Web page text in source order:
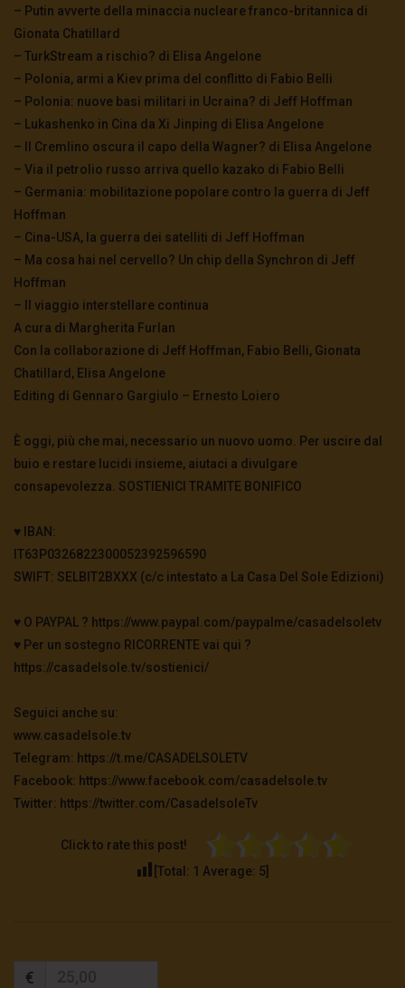
– Putin avverte della minaccia nucleare franco-britannica di
Gionata Chatillard
– TurkStream a rischio? di Elisa Angelone
– Polonia, armi a Kiev prima del conflitto di Fabio Belli
– Polonia: nuove basi militari in Ucraina? di Jeff Hoffman
– Lukashenko in Cina da Xi Jinping di Elisa Angelone
– Il Cremlino oscura il capo della Wagner? di Elisa Angelone
– Via il petrolio russo arriva quello kazako di Fabio Belli
– Germania: mobilitazione popolare contro la guerra di Jeff
Hoffman
– Cina-USA, la guerra dei satelliti di Jeff Hoffman
– Ma cosa hai nel cervello? Un chip della Synchron di Jeff
Hoffman
– Il viaggio interstellare continua
A cura di Margherita Furlan
Con la collaborazione di Jeff Hoffman, Fabio Belli, Gionata
Chatillard, Elisa Angelone
Editing di Gennaro Gargiulo – Ernesto Loiero
È oggi, più che mai, necessario un nuovo uomo. Per uscire dal
buio e restare lucidi insieme, aiutaci a divulgare
consapevolezza. SOSTIENICI TRAMITE BONIFICO
♥️ IBAN:
IT63P0326822300052392596590
SWIFT: SELBIT2BXXX (c/c intestato a La Casa Del Sole Edizioni)
♥️ O PAYPAL ? https://www.paypal.com/paypalme/casadelsoletv
♥️ Per un sostegno RICORRENTE vai qui ?
https://casadelsole.tv/sostienici/
Seguici anche su:
www.casadelsole.tv
Telegram: https://t.me/CASADELSOLETV
Facebook: https://www.facebook.com/casadelsole.tv
Twitter: https://twitter.com/CasadelsoleTv
Click to rate this post!
[Total: 1 Average: 5
€